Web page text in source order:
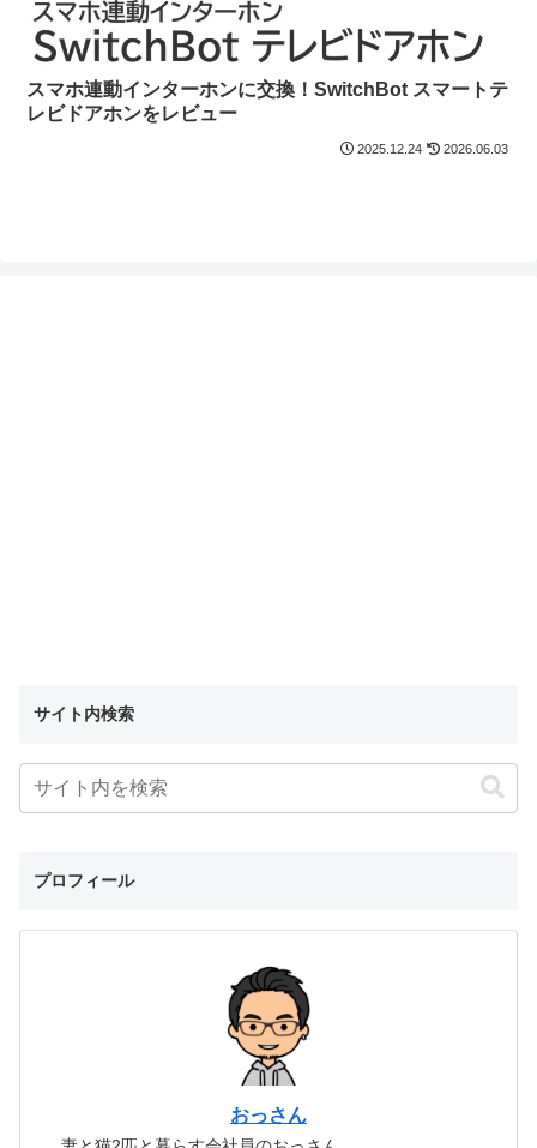
スマホ連動インターホンに交換！SwitchBot スマートテ
レビドアホンをレビュー
2025.12.24 2026.06.03
サイト内検索
プロフィール
おっさん